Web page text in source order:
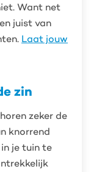
Want net
juist van
Laat jouw
zin
zeker de
knorrend
je tuin te